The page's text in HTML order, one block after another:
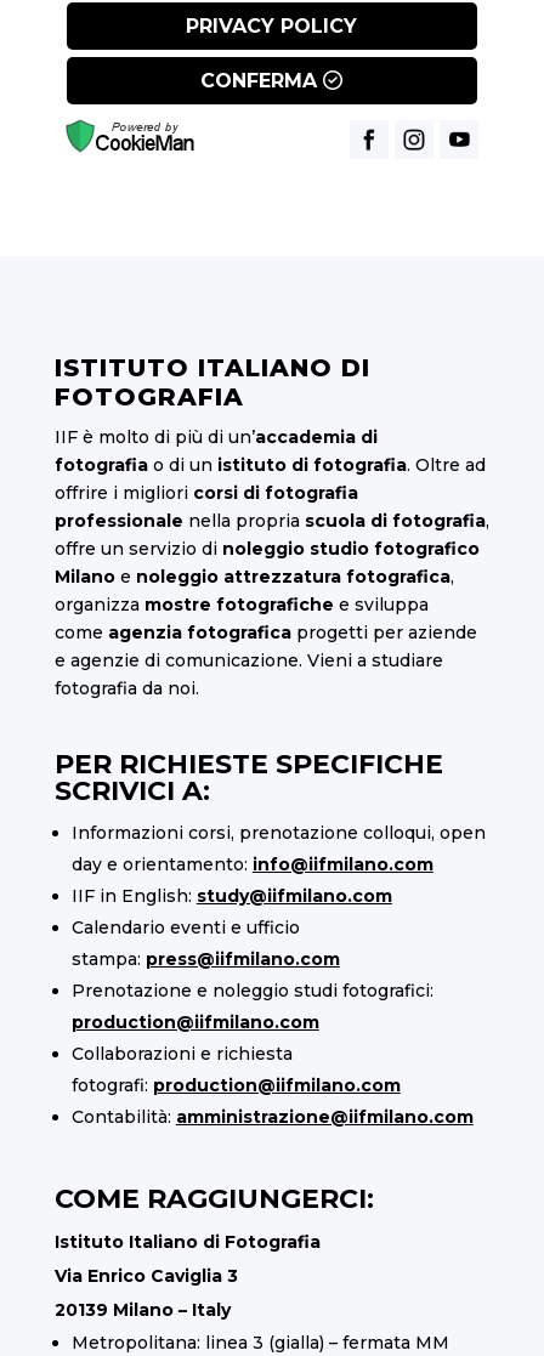
PRIVACY POLICY
CONFERMA
ISTITUTO ITALIANO DI
FOTOGRAFIA
IIF è molto di più di un’accademia di
fotografiao di un istituto di fotografia. Oltre ad
offrire i migliori corsi di fotografia
professionale nella propria scuola di fotografia,
offre un servizio di noleggio studio fotografico
Milano e noleggio attrezzatura fotografica,
organizza mostre fotografiche e sviluppa
come agenzia fotograficaprogetti per aziende
e agenzie di comunicazione. Vieni a studiare
fotografia da noi.
PER RICHIESTE SPECIFICHE
SCRIVICI A:
Informazioni corsi, prenotazione colloqui, open
day e orientamento: info@iifmilano.com
IIF in English: study@iifmilano.com
Calendario eventi e ufficio
stampa: press@iifmilano.com
Prenotazione e noleggio studi fotografici:
production@iifmilano.com
Collaborazioni e richiesta
fotografi: production@iifmilano.com
Contabilità: amministrazione@iifmilano.com
COME RAGGIUNGERCI:
Istituto Italiano di Fotografia
Via Enrico Caviglia 3
20139 Milano – Italy
Metropolitana: linea 3 (gialla) – fermata MM